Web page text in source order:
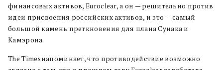
финансовых активов, Euroclear, а он — решительно против
идеи присвоения российских активов, и это — самый
большой камень преткновения для плана Сунака и
Камэрона.
The Timesнапоминает, что противодействие возможно